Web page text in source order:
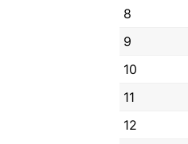
8
9
10
11
12